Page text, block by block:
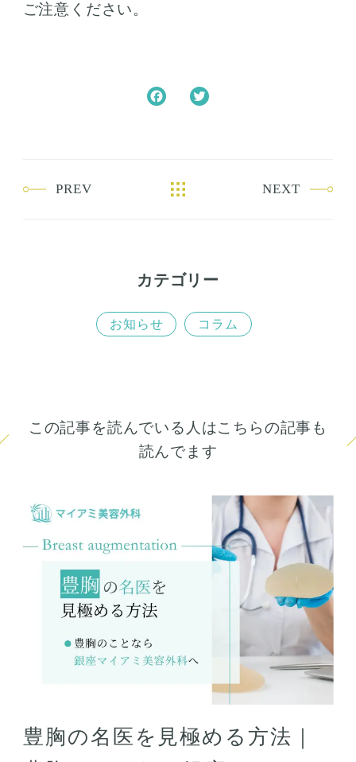
ご注意ください。
o
PREV NEXT
カテゴリー
お知らせ コラム
この記事を読んでいる人はこちらの記事も
読んでます
豊胸の名医を見極める方法｜